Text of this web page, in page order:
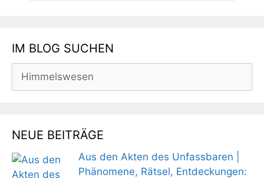
IM BLOG SUCHEN
nach:
NEUE BEITRÄGE
Aus den Akten des Unfassbaren |
Phänomene, Rätsel, Entdeckungen: